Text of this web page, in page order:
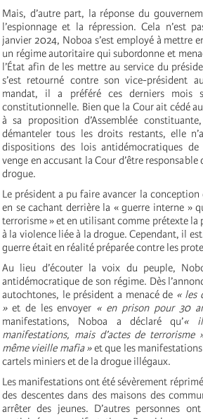
Mais, d’autre part, la réponse du
l’espionnage et la répression. Cela n’est
janvier 2024, Noboa s’est employé à mettre
un régime autoritaire qui subordonne et
l’État afin de les mettre au service du
s’est retourné contre son vice-président
mandat, il a préféré ces derniers mois
constitutionnelle. Bien que la Cour ait cédé
à sa proposition d’Assemblée
démanteler tous les droits restants, elle
dispositions des lois antidémocratiques
venge en accusant la Cour d’être
drogue.
Le président a pu faire avancer la
en se cachant derrière la « guerre interne »
terrorisme » et en utilisant comme prétexte la
à la violence liée à la drogue. Cependant, il
guerre était en réalité préparée contre les
Au lieu d’écouter la voix du peuple,
antidémocratique de son régime. Dès
autochtones, le président a menacé de « les
» et de les envoyer « en prison pour 30
manifestations, Noboa a déclaré qu’« il
manifestations, mais d’actes de terrorisme
même vieille mafia »et que les
cartels miniers et de la drogue illégaux.
Les manifestations ont été sévèrement
des descentes dans des maisons des
arrêter des jeunes. D’autres personnes